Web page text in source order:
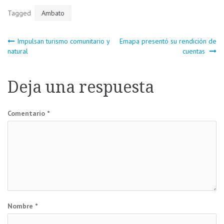
Tagged Ambato
Navegación
entradas
Impulsan turismo comunitario y
natural
Emapa presentó su rendición de
cuentas
Deja una respuesta
Comentario *
Nombre *